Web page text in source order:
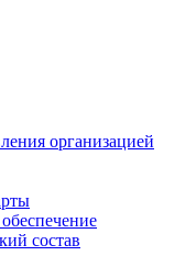
организацией
состав